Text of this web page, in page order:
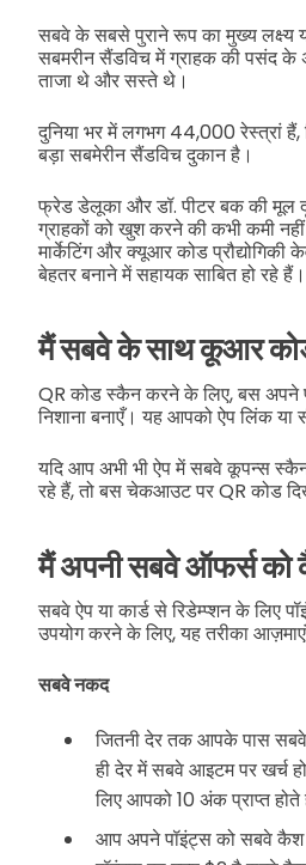
सबवे के सबसे पुराने रूप का मुख्य लक्ष्य
सबमरीन सैंडविच में ग्राहक की पसंद के
ताजा थे और सस्ते थे।
दुनिया भर में लगभग 44,000 रेस्त्रां
बड़ा सबमेरीन सैंडविच दुकान है।
फ्रेड डेलूका और डॉ. पीटर बक की मूल
ग्राहकों को खुश करने की कभी कमी
मार्केटिंग और क्यूआर कोड
बेहतर बनाने में सहायक साबित हो रहे हैं।
मैं सबवे के साथ कूआर
QR कोड स्कैन करने के लिए, बस अपने
निशाना बनाएँ। यह आपको ऐप लिंक या
यदि आप अभी भी ऐप में सबवे कूपन्स
रहे हैं, तो बस चेकआउट पर QR कोड
मैं अपनी सबवे ऑफर्स को
सबवे ऐप या कार्ड से रिडेम्प्शन के लिए
उपयोग करने के लिए, यह तरीका
सबवे नकद
जितनी देर तक आपके पास
ही देर में सबवे आइटम पर खर्च
लिए आपको 10 अंक प्राप्त होते
आप अपने पॉइंट्स को सबवे